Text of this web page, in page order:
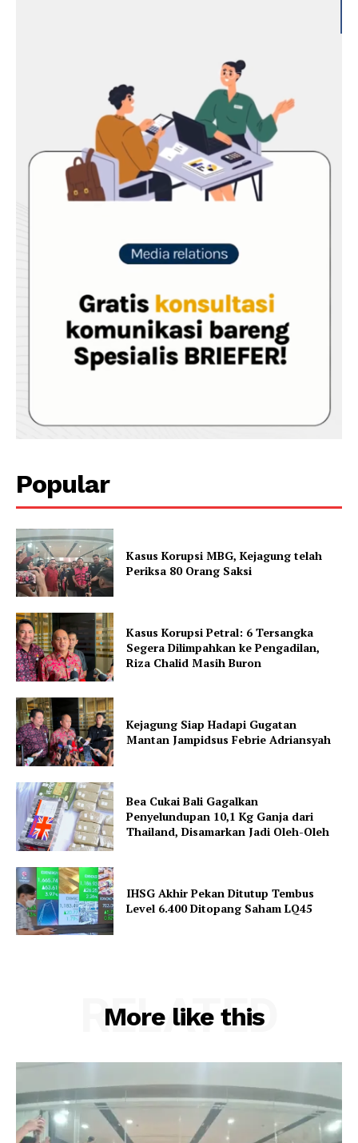
Popular
Kasus Korupsi MBG, Kejagung telah
Periksa 80 Orang Saksi
Kasus Korupsi Petral: 6 Tersangka
Segera Dilimpahkan ke Pengadilan,
Riza Chalid Masih Buron
Kejagung Siap Hadapi Gugatan
Mantan Jampidsus Febrie Adriansyah
Bea Cukai Bali Gagalkan
Penyelundupan 10,1 Kg Ganja dari
Thailand, Disamarkan Jadi Oleh-Oleh
IHSG Akhir Pekan Ditutup Tembus
Level 6.400 Ditopang Saham LQ45
More like this
RELATED